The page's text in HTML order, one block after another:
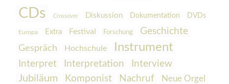
CDs Crossover Diskussion Dokumentation DVDs
Europa Extra Festival Forschung Geschichte
Gespräch Hochschule Instrument
Interpret Interpretation
Interview
Jubiläum
Komponist Nachruf Neue Orgel